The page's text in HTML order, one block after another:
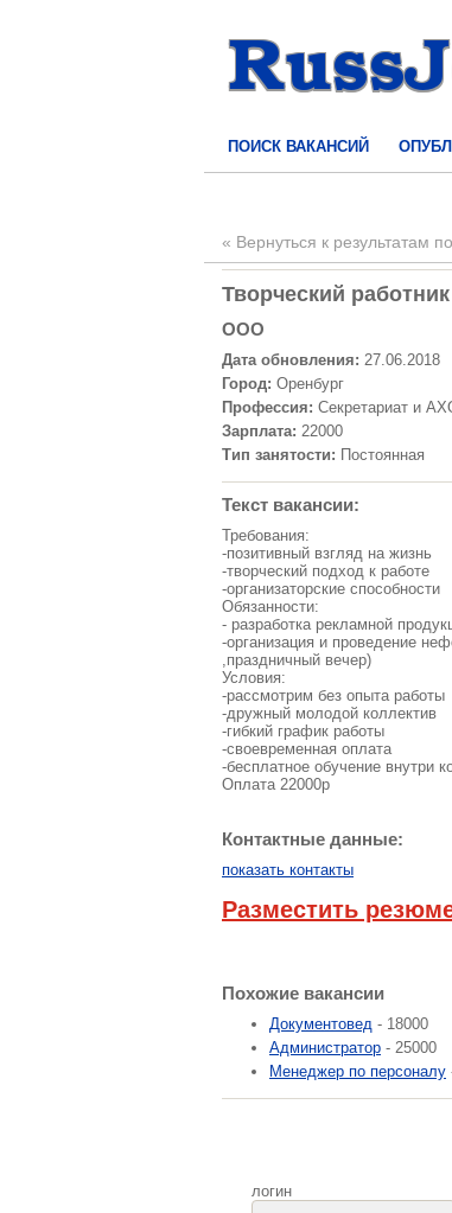
ПОИСК ВАКАНСИЙ
« Вернуться к результатам
Творческий
ООО
Дата обновления: 27.06.2018
Город: Оренбург
Профессия: Секретариат и
Зарплата: 22000
Тип занятости: Постоянная
Текст вакансии:
Требования:
-позитивный взгляд на жизнь
-творческий подход к работе
-организаторские способности
Обязанности:
- разработка рекламной
-организация и проведение
,праздничный вечер)
Условия:
-рассмотрим без опыта работы
-дружный молодой коллектив
-гибкий график работы
-своевременная оплата
-бесплатное обучение внутри
Оплата 22000р
Контактные данные:
показать контакты
Разместить
Похожие вакансии
Документовед - 18000
Администратор - 25000
Менеджер по персоналу
логин